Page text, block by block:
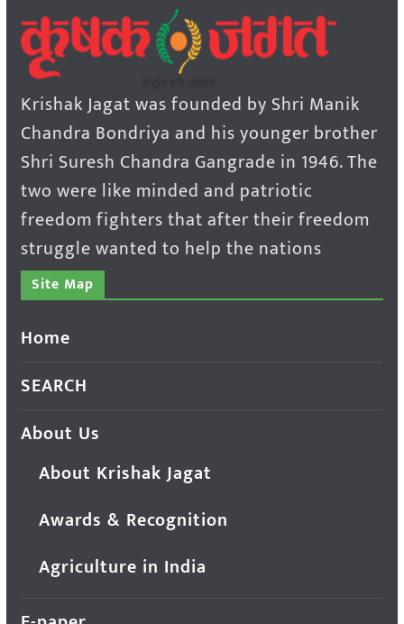
Krishak Jagat was founded by Shri Manik
Chandra Bondriya and his younger brother
Shri Suresh Chandra Gangrade in 1946. The
two were like minded and patriotic
freedom fighters that after their freedom
struggle wanted to help the nations
Site Map
Home
SEARCH
About Us
About Krishak Jagat
Awards & Recognition
Agriculture in India